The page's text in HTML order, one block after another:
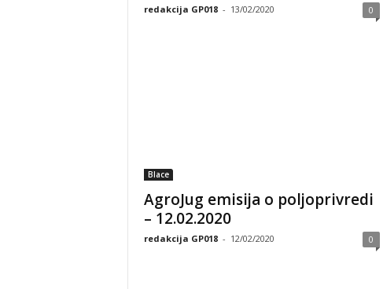
redakcija GP018 - 13/02/2020 0
Blace
AgroJug emisija o poljoprivredi
– 12.02.2020
redakcija GP018 - 12/02/2020 0